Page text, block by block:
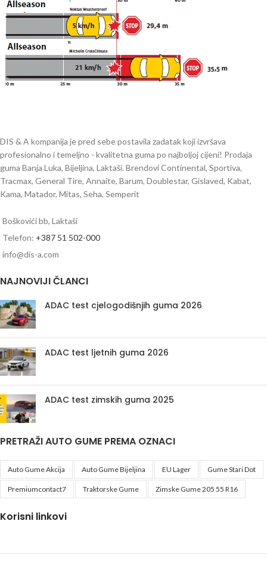
DIS & A kompanija je pred sebe postavila zadatak koji izvršava
profesionalno i temeljno - kvalitetna guma po najboljoj cijeni! Prodaja
guma Banja Luka, Bijeljina, Laktaši. Brendovi Continental, Sportiva,
Tracmax, General Tire, Annaite, Barum, Doublestar, Gislaved, Kabat,
Kama, Matador, Mitas, Seha, Semperit
Boškovići bb, Laktaši
Telefon: +387 51 502-000
info@dis-a.com
NAJNOVIJI ČLANCI
ADAC test cjelogodišnjih guma 2026
ADAC test ljetnih guma 2026
ADAC test zimskih guma 2025
PRETRAŽI AUTO GUME PREMA OZNACI
Auto Gume Akcija Auto Gume Bijeljina EU Lager Gume Stari Dot
Premiumcontact7 Traktorske Gume Zimske Gume 205 55 R16
Korisni linkovi